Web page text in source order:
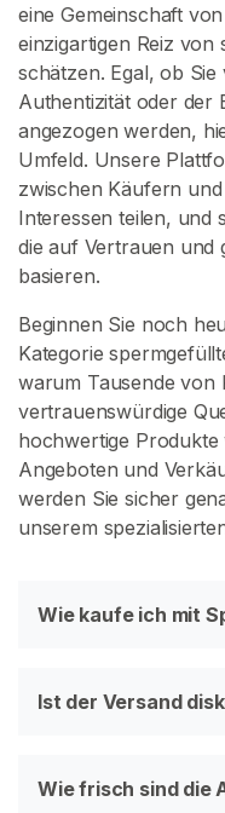
eine Gemeinschaft
einzigartigen Reiz von
schätzen. Egal, ob
Authentizität oder der
angezogen werden,
Umfeld. Unsere
zwischen Käufern
Interessen teilen, und
die auf Vertrauen und
basieren.
Beginnen Sie noch
Kategorie
warum Tausende von
vertrauenswürdige
hochwertige
Angeboten und
werden Sie sicher
unserem
Wie kaufe ich mit
Ist der Versand
Wie frisch sind die